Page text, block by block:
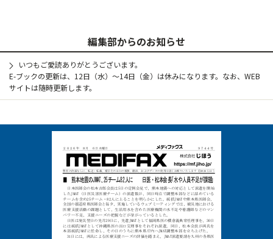
編集部からのお知らせ
いつもご愛読ありがとうございます。
E-ブックの更新は、12日（水）～14日（金）は休みになります。なお、WEB
サイトは随時更新します。